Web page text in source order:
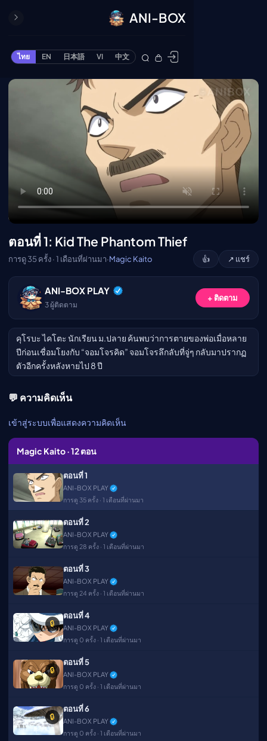
ANI-BOX
ไทย EN 日本語 VI 中文
ปิด
ONE PIECE
Cardlist
Collection
My-Collection
Deck Library
Deck Share
PREMIUM SERVICE
อนิเมะ
ตารางออกอากาศอนิ
ตารางออกอากาศอนิ
ตอนที่ 1: Kid The Phantom Thief
การดู 35 ครั้ง · 1 เดือนที่ผ่านมา·Magic Kaito 👍 ↗ แชร์
ANI-BOX PLAY
3ผู้ติดตาม
+ ติดตาม
คุโรบะ ไคโตะ นักเรียน ม.ปลาย ค้นพบว่าการตายของพ่อเมื่อหลาย
ปีก่อนเชื่อมโยงกับ “จอมโจรคิด” จอมโจรลึกลับที่จู่ๆ กลับมาปรากฏ
ตัวอีกครั้งหลังหายไป 8 ปี
💬 ความคิดเห็น
เข้าสู่ระบบเพื่อแสดงความคิดเห็น
Magic Kaito · 12 ตอน
▶
ตอนที่ 1
ANI-BOX PLAY
การดู 35 ครั้ง · 1 เดือนที่ผ่านมา
ตอนที่ 2
ANI-BOX PLAY
การดู 28 ครั้ง · 1 เดือนที่ผ่านมา
ตอนที่ 3
ANI-BOX PLAY
การดู 24 ครั้ง · 1 เดือนที่ผ่านมา
🔒
ตอนที่ 4
ANI-BOX PLAY
การดู 0 ครั้ง · 1 เดือนที่ผ่านมา
🔒
ตอนที่ 5
ANI-BOX PLAY
การดู 0 ครั้ง · 1 เดือนที่ผ่านมา
🔒
ตอนที่ 6
ANI-BOX PLAY
การดู 0 ครั้ง · 1 เดือนที่ผ่านมา